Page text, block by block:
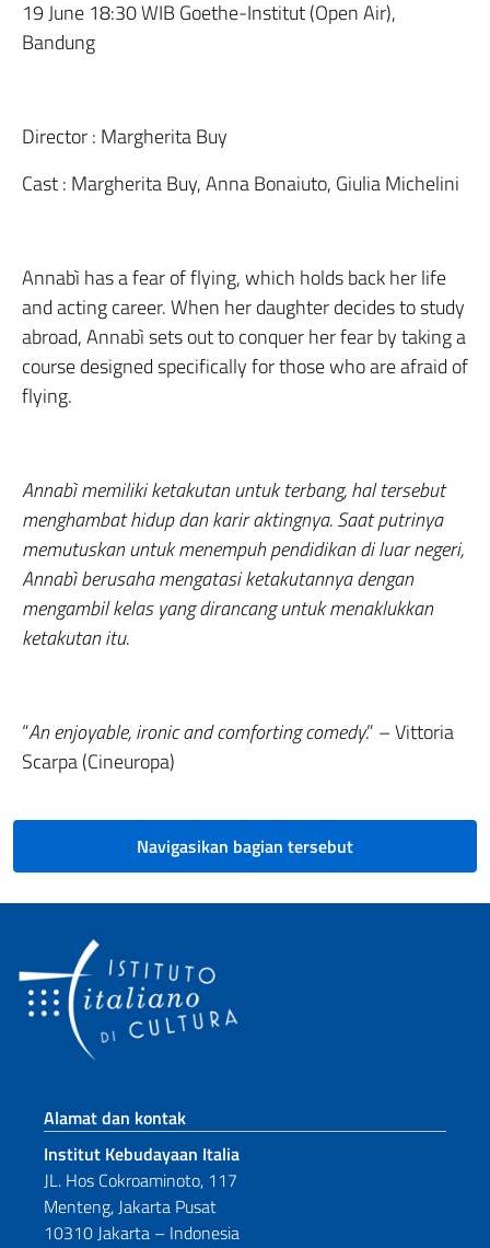
19 June 18:30 WIB Goethe-Institut (Open Air),
Bandung
Director : Margherita Buy
Cast : Margherita Buy, Anna Bonaiuto, Giulia Michelini
Annabì has a fear of flying, which holds back her life
and acting career. When her daughter decides to study
abroad, Annabì sets out to conquer her fear by taking a
course designed specifically for those who are afraid of
flying.
Annabì memiliki ketakutan untuk terbang, hal tersebut
menghambat hidup dan karir aktingnya. Saat putrinya
memutuskan untuk menempuh pendidikan di luar negeri,
Annabì berusaha mengatasi ketakutannya dengan
mengambil kelas yang dirancang untuk menaklukkan
ketakutan itu.
“An enjoyable, ironic and comforting comedy.” – Vittoria
Scarpa (Cineuropa)
Navigasikan bagian tersebut
Bagian footer
Alamat dan kontak
Institut Kebudayaan Italia
JL. Hos Cokroaminoto, 117
Menteng, Jakarta Pusat
10310 Jakarta – Indonesia